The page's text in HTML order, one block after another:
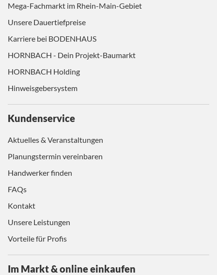
Mega-Fachmarkt im Rhein-Main-Gebiet
Unsere Dauertiefpreise
Karriere bei BODENHAUS
HORNBACH - Dein Projekt-Baumarkt
HORNBACH Holding
Hinweisgebersystem
Kundenservice
Aktuelles & Veranstaltungen
Planungstermin vereinbaren
Handwerker finden
FAQs
Kontakt
Unsere Leistungen
Vorteile für Profis
Im Markt & online einkaufen